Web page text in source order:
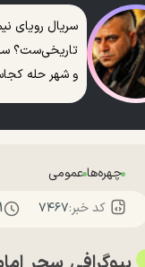
سریال رویای
تاریخی‌ست؟
و شهر حله
چهره‌هاعمومی
کد خبر:۷۴۶۷